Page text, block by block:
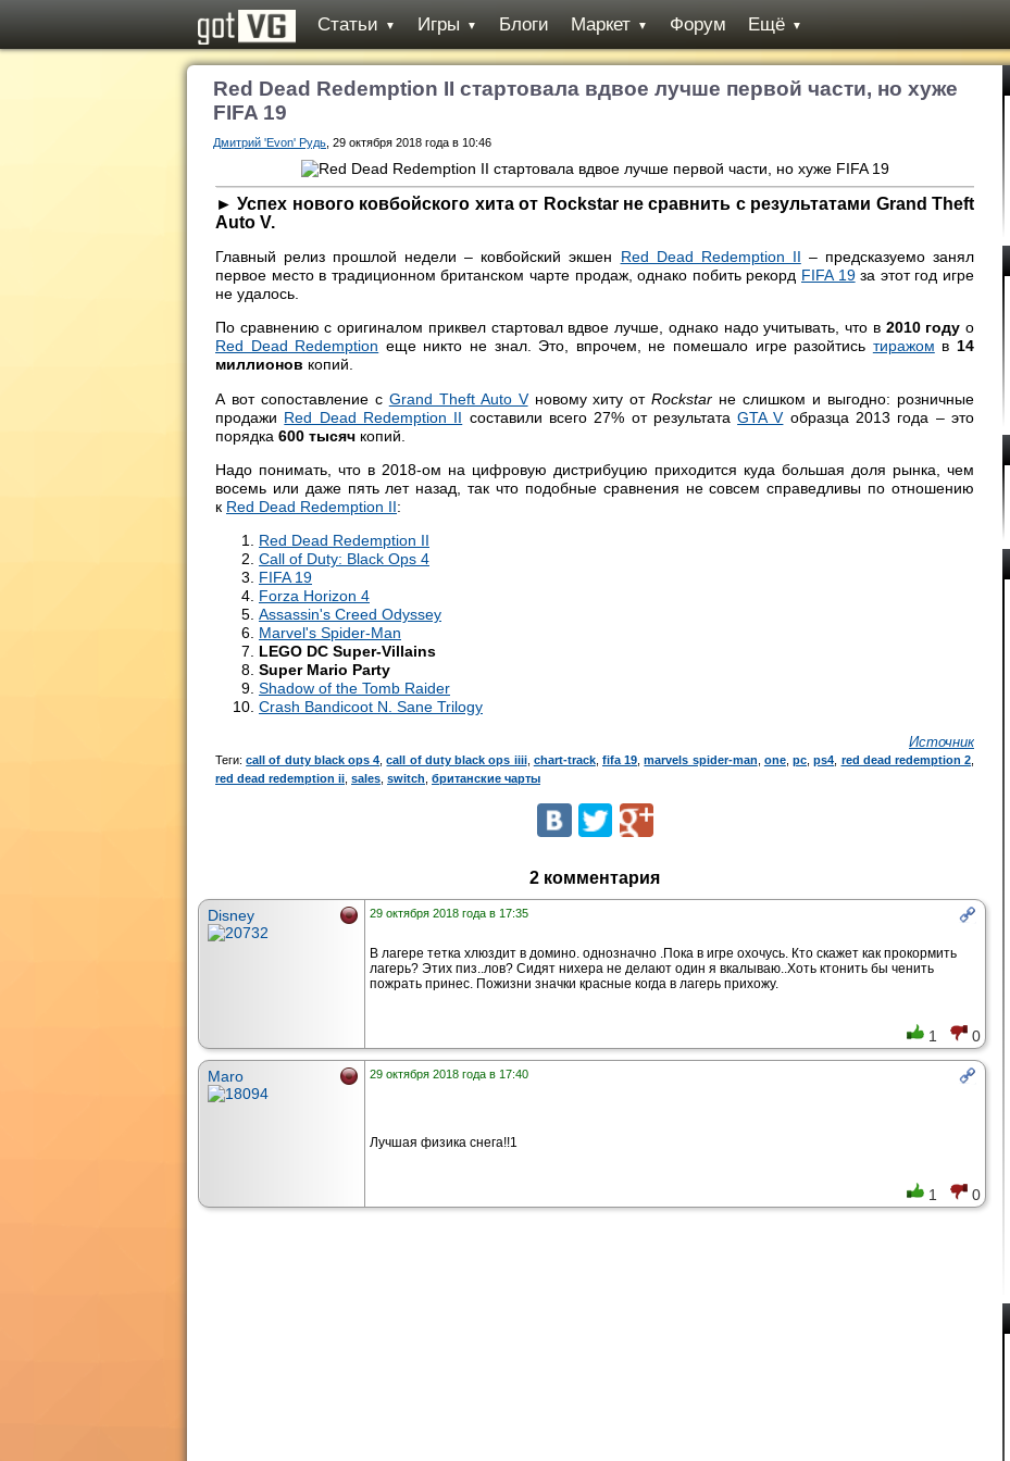
Статьи ▼ Игры ▼ Блоги Маркет ▼ Форум Ещё ▼
Red Dead Redemption II стартовала вдвое лучше первой части, но хуже
FIFA 19
Дмитрий 'Evon' Рудь , 29 октября 2018 года в 10:46
► Успех нового ковбойского хита от Rockstar не сравнить с результатами Grand Theft
Auto V.
Главный релиз прошлой недели – ковбойский экшен Red Dead Redemption II – предсказуемо занял
первое место в традиционном британском чарте продаж, однако побить рекорд FIFA 19за этот год игре
не удалось.
По сравнению с оригиналом приквел стартовал вдвое лучше, однако надо учитывать, что в 2010 году о
Rеd Dead Redemption еще никто не знал. Это, впрочем, не помешало игре разойтись тиражом в 14
миллионов копий.
А вот сопоставление с Grand Theft Auto Vновому хиту отRockstar не слишком и выгодно: розничные
продажи Red Dead Redemption II составили всего 27% от результатаGTA Vобразца 2013 года – это
порядка 600 тысяч копий.
Надо понимать, что в 2018-ом на цифровую дистрибуцию приходится куда большая доля рынка, чем
восемь или даже пять лет назад, так что подобные сравнения не совсем справедливы по отношению
к Red Dead Redemption II:
Red Dead Redemption II
Call of Duty: Black Ops 4
FIFA 19
Forza Horizon 4
Assassin's Creed Odyssey
Marvel's Spider-Man
LEGO DC Super-Villains
Super Mario Party
Shadow of the Tomb Raider
Crash Bandicoot N. Sane Trilogy
Источник
Теги:call of duty black ops 4 ,call of duty black ops iiii, chart-track, fifa 19 ,marvels spider-man one,pc ,ps4 red dead redemption 2
red dead redemption ii sales switch британские чарты
2 комментария
Disney 29 октября 2018 года в 17:35
В лагере тетка хлюздит в домино. однозначно .Пока в игре охочусь. Кто скажет как прокормить
лагерь? Этих пиз..лов? Сидят нихера не делают один я вкалываю..Хоть ктонить бы ченить
пожрать принес. Пожизни значки красные когда в лагерь прихожу.
1 0
Maro 29 октября 2018 года в 17:40
Лучшая физика снега!!1
1 0